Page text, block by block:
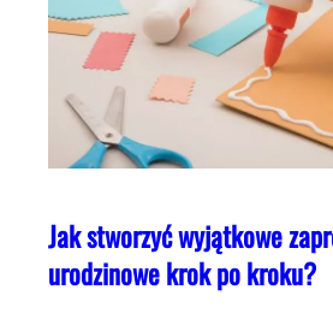
Jak stworzyć wyjątkowe
urodzinowe krok po kroku?